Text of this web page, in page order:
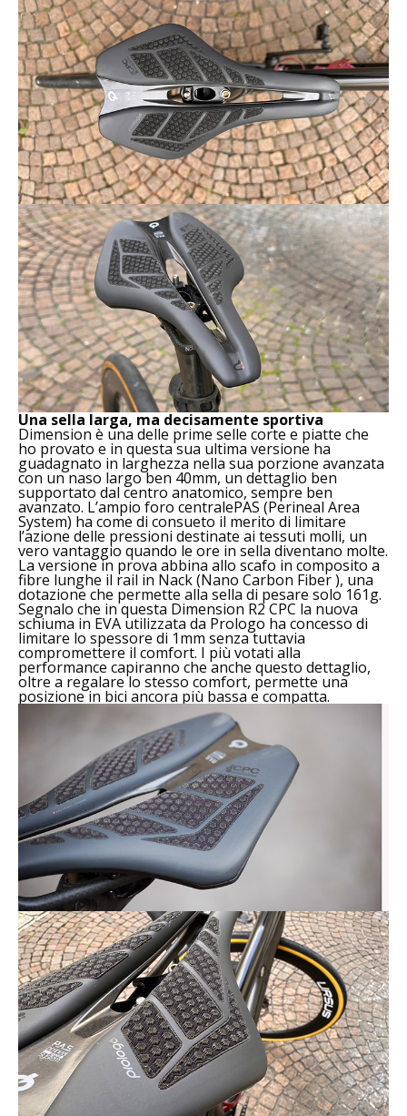
Una sella larga, ma decisamente sportiva
Dimension è una delle prime selle corte e piatte che
ho provato e in questa sua ultima versione ha
guadagnato in larghezza nella sua porzione avanzata
con un naso largo ben 40mm, un dettaglio ben
supportato dal centro anatomico, sempre ben
avanzato. L’ampio foro centralePAS (Perineal Area
System) ha come di consueto il merito di limitare
l’azione delle pressioni destinate ai tessuti molli, un
vero vantaggio quando le ore in sella diventano molte.
La versione in prova abbina allo scafo in composito a
fibre lunghe il rail in Nack (Nano Carbon Fiber ), una
dotazione che permette alla sella di pesare solo 161g.
Segnalo che in questa Dimension R2 CPC la nuova
schiuma in EVA utilizzata da Prologo ha concesso di
limitare lo spessore di 1mm senza tuttavia
compromettere il comfort. I più votati alla
performance capiranno che anche questo dettaglio,
oltre a regalare lo stesso comfort, permette una
posizione in bici ancora più bassa e compatta.